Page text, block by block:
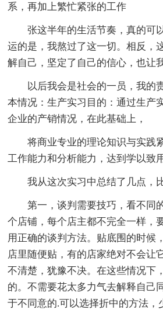
系，再加上繁忙紧张的工作
张这半年的生活节奏，真的可
运的是，我熬过了这一切。相反，
解自己，坚定了自己的信心，也让
以后我会是社会的一员，我的
本情况：生产实习目的：通过生产
企业的产销情况，在此基础上，
将商业专业的理论知识与实践
工作能力和分析能力，达到学以致
我从这次实习中总结了几点，比
第一，谈判需要技巧，看不同
个店铺，每个店主都不完全一样，
用正确的谈判方法。贴底围的时候
店里随便贴，有的店家绝对不会让
不清楚，犹豫不决。在这些情况下
的。不需要花太多力气去解释自己
于不同意的.可以选择折中的方法，